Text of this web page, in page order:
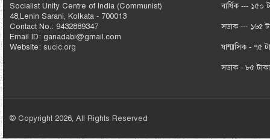
Socialist Unity Centre of India (Communist)
48,Lenin Sarani, Kolkata - 700013
Contact No.: 9432889347
Email ID: ganadabi@gmail.com
Website: sucic.org
বার্ষিক --- ১৫০
সডাক --- ১৬৫
ষান্মাসিক - ৭৫
সডাক - ৮৫ টাকা
© Copyright 2026, All Rights Reserved